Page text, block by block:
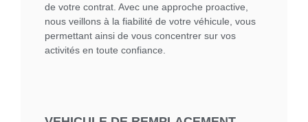
de votre contrat. Avec une approche proactive,
nous veillons à la fiabilité de votre véhicule, vous
permettant ainsi de vous concentrer sur vos
activités en toute confiance.